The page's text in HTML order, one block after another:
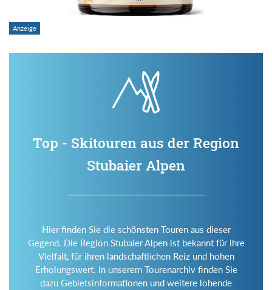
Top - Skitouren aus der Region
Stubaier Alpen
Hier finden Sie die schönsten Touren aus dieser
Gegend. Die Region Stubaier Alpen ist bekannt für ihre
Vielfalt, für ihren landschaftlichen Reiz und hohen
Erholungswert. In unserem Tourenarchiv finden Sie
dazu Gebietsinformationen und weitere lohende